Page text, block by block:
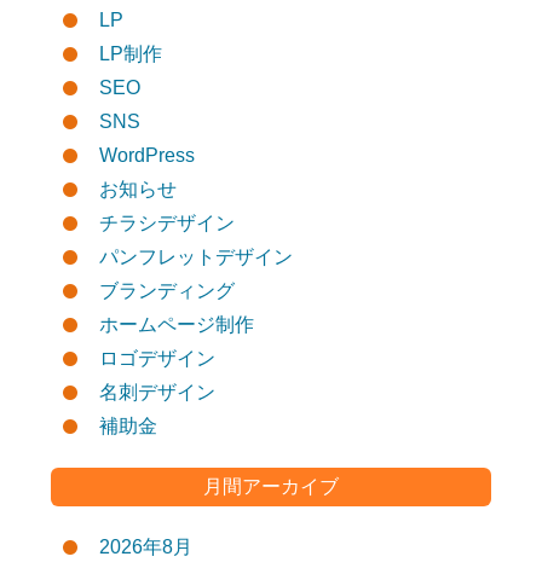
LP
LP制作
SEO
SNS
WordPress
お知らせ
チラシデザイン
パンフレットデザイン
ブランディング
ホームページ制作
ロゴデザイン
名刺デザイン
補助金
月間アーカイブ
2026年8月